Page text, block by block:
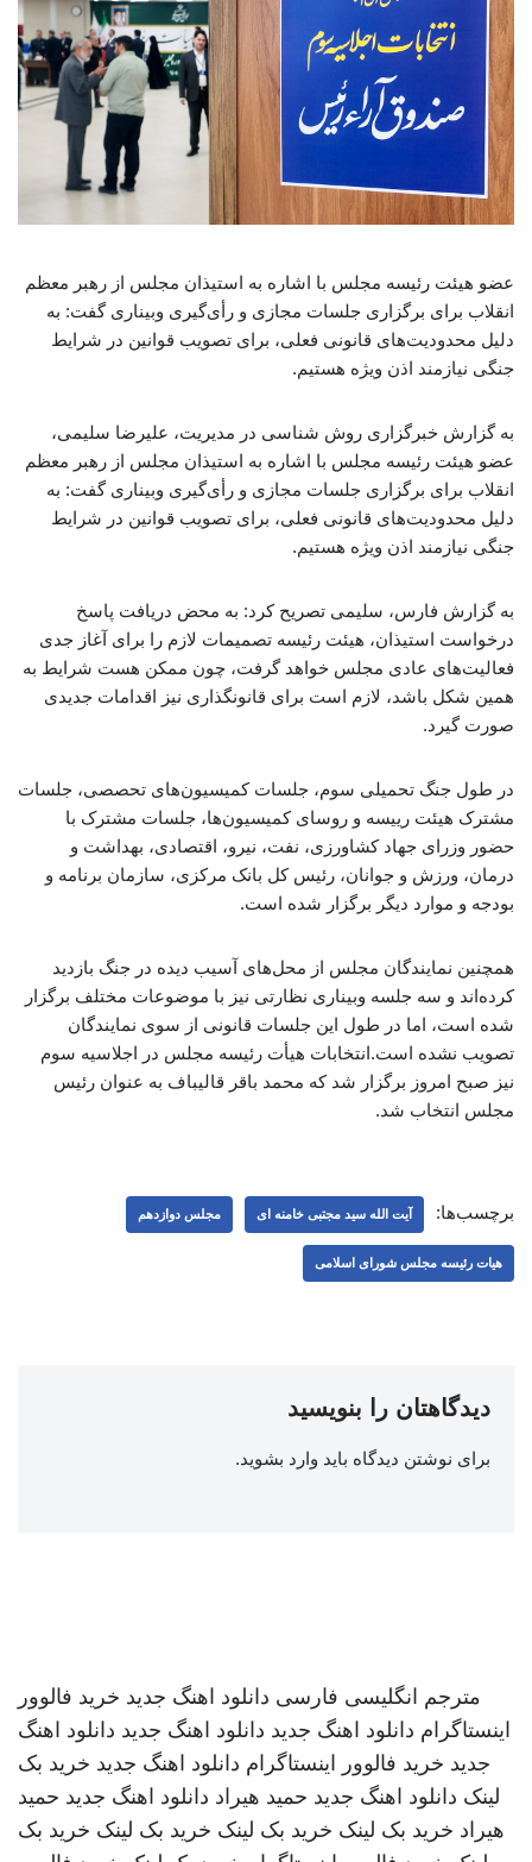
عضو هیئت رئیسه مجلس با اشاره به استیذان مجلس از رهبر معظم
انقلاب برای برگزاری جلسات مجازی و رأی‌گیری وبیناری گفت: به
دلیل محدودیت‌های قانونی فعلی، برای تصویب قوانین در شرایط
جنگی نیازمند اذن ویژه هستیم.
به گزارش خبرگزاری روش شناسی در مدیریت، علیرضا سلیمی،
عضو هیئت رئیسه مجلس با اشاره به استیذان مجلس از رهبر معظم
انقلاب برای برگزاری جلسات مجازی و رأی‌گیری وبیناری گفت: به
دلیل محدودیت‌های قانونی فعلی، برای تصویب قوانین در شرایط
جنگی نیازمند اذن ویژه هستیم.
به گزارش فارس، سلیمی تصریح کرد: به محض دریافت پاسخ
درخواست استیذان، هیئت رئیسه تصمیمات لازم را برای آغاز جدی
فعالیت‌های عادی مجلس خواهد گرفت، چون ممکن هست شرایط به
همین شکل باشد، لازم است برای قانونگذاری نیز اقدامات جدیدی
صورت گیرد.
در طول جنگ تحمیلی سوم، جلسات کمیسیون‌های تحصصی، جلسات
مشترک هیئت رییسه و روسای کمیسیون‌ها، جلسات مشترک با
حضور وزرای جهاد کشاورزی، نفت، نیرو، اقتصادی، بهداشت و
درمان، ورزش و جوانان، رئیس کل بانک مرکزی، سازمان برنامه و
بودجه و موارد دیگر برگزار شده است.
همچنین نمایندگان مجلس از محل‌های آسیب دیده در جنگ بازدید
کرده‌اند و سه جلسه وبیناری ‌نظارتی نیز با موضوعات مختلف برگزار
شده است، اما در طول این جلسات قانونی از سوی نمایندگان
تصویب نشده است.انتخابات هیأت‌ رئیسه مجلس در اجلاسیه سوم
نیز صبح امروز برگزار شد که محمد باقر قالیباف به عنوان رئیس
مجلس انتخاب شد.
برچسب‌ها: آیت الله سید مجتبی خامنه ای مجلس دوازدهم
هیات رئیسه مجلس شورای اسلامی
دیدگاهتان را بنویسید
برای نوشتن دیدگاه باید وارد بشوید.
مترجم انگلیسی فارسی دانلود اهنگ جدید خرید فالوور
اینستاگرام دانلود اهنگ جدید دانلود اهنگ جدید دانلود اهنگ
جدید خرید فالوور اینستاگرام دانلود اهنگ جدید خرید بک
لینک دانلود اهنگ جدید حمید هیراد دانلود اهنگ جدید حمید
هیراد خرید بک لینک خرید بک لینک خرید بک لینک خرید بک